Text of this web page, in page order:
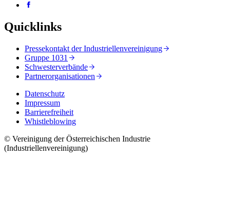
Quicklinks
Pressekontakt der Industriellenvereinigung
Gruppe 1031
Schwesterverbände
Partnerorganisationen
Datenschutz
Impressum
Barrierefreiheit
Whistleblowing
© Vereinigung der Österreichischen Industrie
(Industriellenvereinigung)